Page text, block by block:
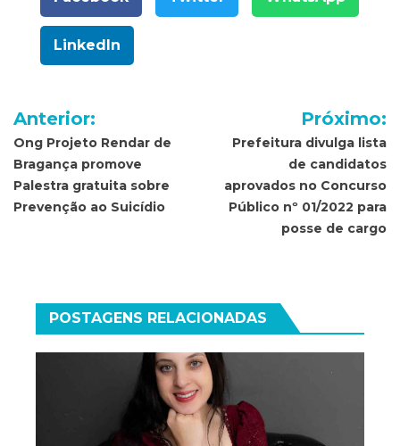
LinkedIn
Navegação
de
Post
Anterior:
Ong Projeto Rendar de
Bragança promove
Palestra gratuita sobre
Prevenção ao Suicídio
Próximo:
Prefeitura divulga lista
de candidatos
aprovados no Concurso
Público nº 01/2022 para
posse de cargo
POSTAGENS RELACIONADAS